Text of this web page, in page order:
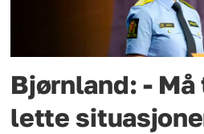
Bjørnland: -
lette